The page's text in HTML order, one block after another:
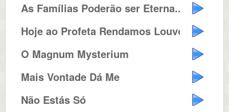
As Famílias Poderão ser Eterna...
Hoje ao Profeta Rendamos Louvore...
O Magnum Mysterium
Mais Vontade Dá Me
Não Estás Só